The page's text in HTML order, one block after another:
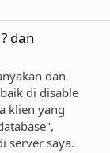
dan
dan
di disable
klien yang
server saya.